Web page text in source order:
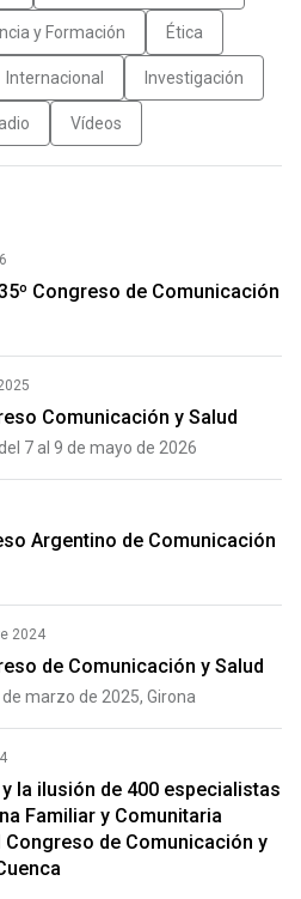
y Formación Ética
Internacional Investigación
Vídeos
Congreso de Comunicación
Comunicación y Salud
7 al 9 de mayo de 2026
Argentino de Comunicación
2024
de Comunicación y Salud
marzo de 2025, Girona
la ilusión de 400 especialistas
Familiar y Comunitaria
Congreso de Comunicación y